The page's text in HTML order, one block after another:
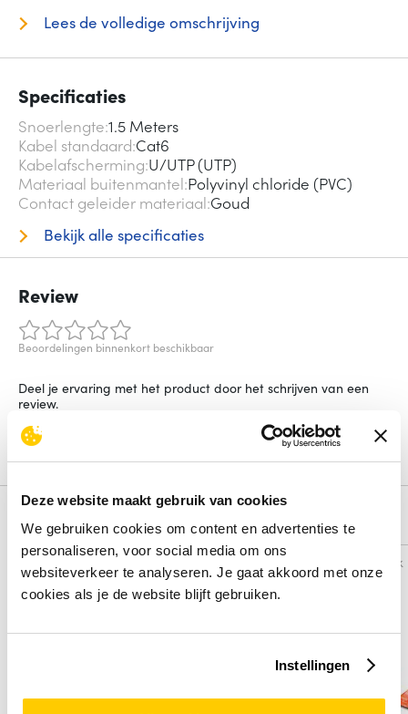
Deze website maakt gebruik van cookies
We gebruiken cookies om content en advertenties te
personaliseren, voor social media om ons
websiteverkeer te analyseren. Je gaat akkoord met onze
cookies als je de website blijft gebruiken.
Instellingen
Lees de volledige omschrijving
Specificaties
Snoerlengte 1.5 Meters
Kabel standaard Cat6
Kabelafscherming U/UTP (UTP)
Materiaal buitenmantel Polyvinyl chloride (PVC)
Contact geleider materiaal Goud
Bekijk alle specificaties
Review
Beoordelingen binnenkort beschikbaar
Deel je ervaring met het product door het schrijven van een
review.
Schrijf een review
Alternatieven
Vergelijk